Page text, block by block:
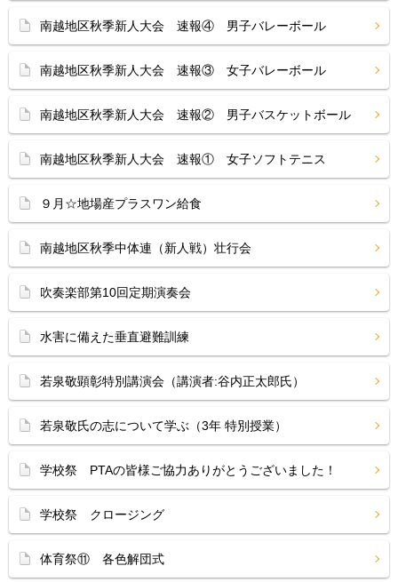
南越地区秋季新人大会 速報④ 男子バレーボール
南越地区秋季新人大会 速報③ 女子バレーボール
南越地区秋季新人大会 速報② 男子バスケットボール
南越地区秋季新人大会 速報① 女子ソフトテニス
９月☆地場産プラスワン給食
南越地区秋季中体連（新人戦）壮行会
吹奏楽部第10回定期演奏会
水害に備えた垂直避難訓練
若泉敬顕彰特別講演会（講演者:谷内正太郎氏）
若泉敬氏の志について学ぶ（3年 特別授業）
学校祭 PTAの皆様ご協力ありがとうございました！
学校祭 クロージング
体育祭⑪ 各色解団式